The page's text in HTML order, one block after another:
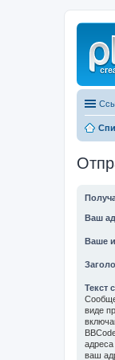
Ваш
Ваше
Текст
виде
адреса
ваш